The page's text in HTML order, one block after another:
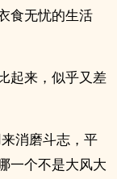
食无忧的生活
起来，似乎又差
消磨斗志，平
一个不是大风大